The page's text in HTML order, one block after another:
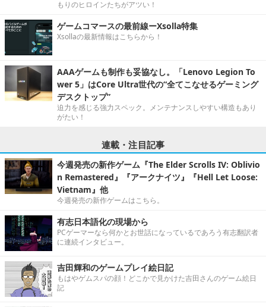
もりのヒロインたちがアツい！
ゲームコマースの最前線ーXsolla特集
Xsollaの最新情報はこちらから！
AAAゲームも制作も妥協なし。「Lenovo Legion To
wer 5」はCore Ultra世代の“全てこなせるゲーミング
デスクトップ”
迫力を感じる強力スペック。メンテナンスしやすい構造もあり
がたい！
連載・注目記事
今週発売の新作ゲーム『The Elder Scrolls IV: Oblivio
n Remastered』『アークナイツ』『Hell Let Loose:
Vietnam』他
今週発売の新作ゲームはこちら。
有志日本語化の現場から
PCゲーマーなら何かとお世話になっているであろう有志翻訳者
に連続インタビュー。
吉田輝和のゲームプレイ絵日記
もはやゲムスパの顔！どこかで見かけた吉田さんのゲーム絵日
記